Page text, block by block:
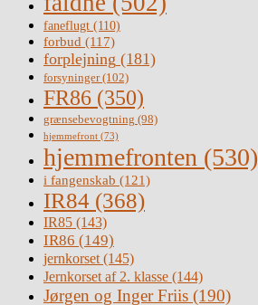
faneflugt (110)
forbud (117)
forplejning (181)
forsyninger(102)
FR86 (350)
grænsebevogtning (98)
hjemmefront (73)
hjemmefronten (530)
i fangenskab (121)
IR84 (368)
IR85 (143)
IR86 (149)
jernkorset(145)
Jernkorset af 2. klasse (144)
Jørgen og Inger Friis (190)